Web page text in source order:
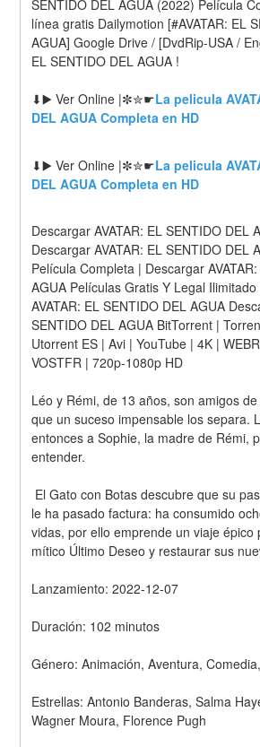
SENTIDO DEL AGUA (2022) Película
línea gratis Dailymotion [#AVATAR: EL
AGUA] Google Drive / [DvdRip-USA /
EL SENTIDO DEL AGUA !
⬇▶️ Ver Online |✼✮☛La pelicula
DEL AGUA Completa en HD
⬇▶️ Ver Online |✼✮☛La pelicula
DEL AGUA Completa en HD
Descargar AVATAR: EL SENTIDO DEL
Descargar AVATAR: EL SENTIDO DEL
Película Completa | Descargar
AGUA Películas Gratis Y Legal
AVATAR: EL SENTIDO DEL AGUA
SENTIDO DEL AGUA BitTorrent |
Utorrent ES | Avi | YouTube | 4K |
VOSTFR | 720p-1080p HD
Léo y Rémi, de 13 años, son amigos
que un suceso impensable los separa.
entonces a Sophie, la madre de Rémi,
entender.
le ha pasado factura: ha consumido
vidas, por ello emprende un viaje épico
mítico Último Deseo y restaurar sus
Lanzamiento: 2022-12-07
Duración: 102 minutos
Género: Animación, Aventura,
Estrellas: Antonio Banderas, Salma
Wagner Moura, Florence Pugh